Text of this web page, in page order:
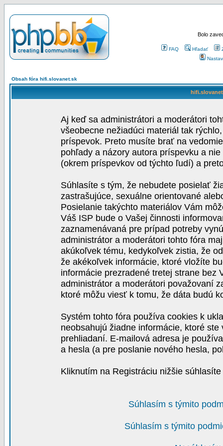
Bolo
FAQ Hľadať
Obsah fóra hifi.slovanet.sk
Aj keď sa administrátori a moderátori
všeobecne nežiadúci materiál tak
príspevok. Preto musíte brať na
pohľady a názory autora príspevku a
(okrem príspevkov od týchto ľudí) a
Súhlasíte s tým, že nebudete posielať
zastrašujúce, sexuálne orientované
Posielanie takýchto materiálov Vám
Váš ISP bude o Vašej činnosti
zaznamenávaná pre prípad potreby
administrátor a moderátori tohto fóra
akúkoľvek tému, kedykoľvek zistia, že
že akékoľvek informácie, ktoré vložíte
informácie prezradené tretej strane bez
administrátor a moderátori považovaní
ktoré môžu viesť k tomu, že dáta budú
Systém tohto fóra používa cookies k
neobsahujú žiadne informácie, ktoré
prehliadaní. E-mailová adresa je
a hesla (a pre poslanie nového hesla,
Kliknutím na Registráciu nižšie
Súhlasím s týmito
Súhlasím s týmito